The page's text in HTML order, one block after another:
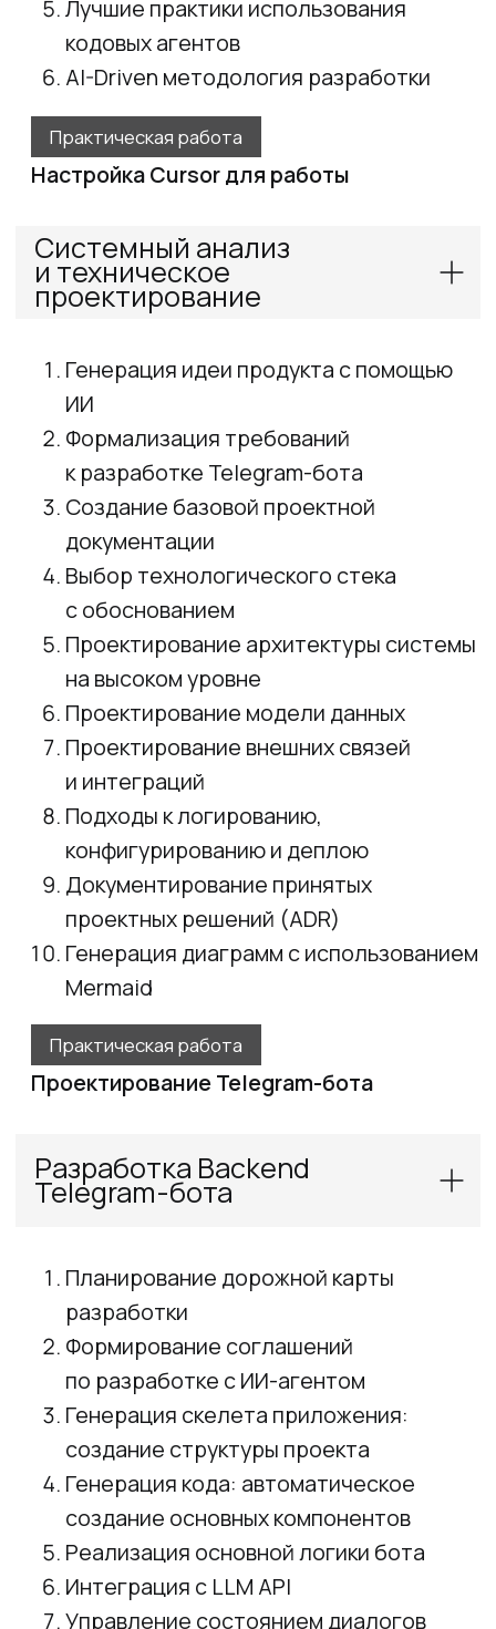
Практическая работа
и контейнеризация с Docker
для работы через API
Создание Makefile для автоматизации
рутинных задач
Настройка базового окружения
Создание Dockerfile и docker-compose
файлов
Проектирование
и интеграция базы данных
Практическая работа
Доработка приложения
для работы с базой данных
Анализ требований к хранению данных:
определение сущностей и связей
ER-диаграмм и оптимальной структуры
таблиц
Выбор СУБД и инструмента
управления миграциями
Создание миграций: генерация
скриптов создания и изменения
структуры БД
Реализация слоя доступа к данным:
создание ORM-моделей
Devops и CI/CD
Практическая работа
Настройка CI/CD pipeline
Рефакторинг Dockerfile-ов с учетом
архитектуры проекта
Настройка docker-compose:
оркестрация приложения и базы
Выбор инструмента для реализации
CI/CD pipeline
Настройка GitHub Actions: workflow
Docker-образов
Frontend-разработка
Генерация концепции frontend
проекта: определение требований к UI
Выбор технологического стека
Инициализация проекта: создание
структуры приложения
Разработка компонентов с помощью
ИИ-агентов
Использование практик reverse-design
для разработки интерфейса
Использование MCP
для взаимодействия с браузером
Интеграция с backend API